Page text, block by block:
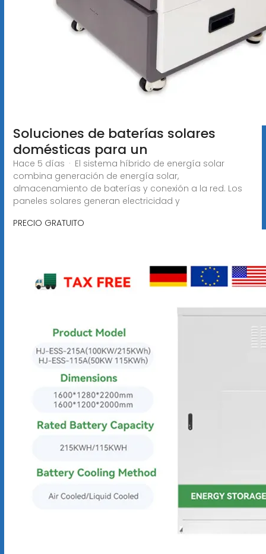
Soluciones de baterías solares
domésticas para un
Hace 5 días · El sistema híbrido de energía solar
combina generación de energía solar,
almacenamiento de baterías y conexión a la red. Los
paneles solares generan electricidad y
PRECIO GRATUITO